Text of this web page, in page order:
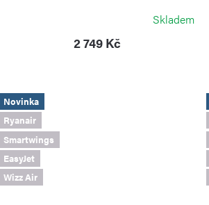
Skladem
2 749 Kč
Novinka
Ryanair
Smartwings
EasyJet
Wizz Air